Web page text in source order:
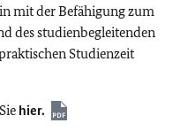
mit der Befähigung zum
des studienbegleitenden
Studienzeit
hier.